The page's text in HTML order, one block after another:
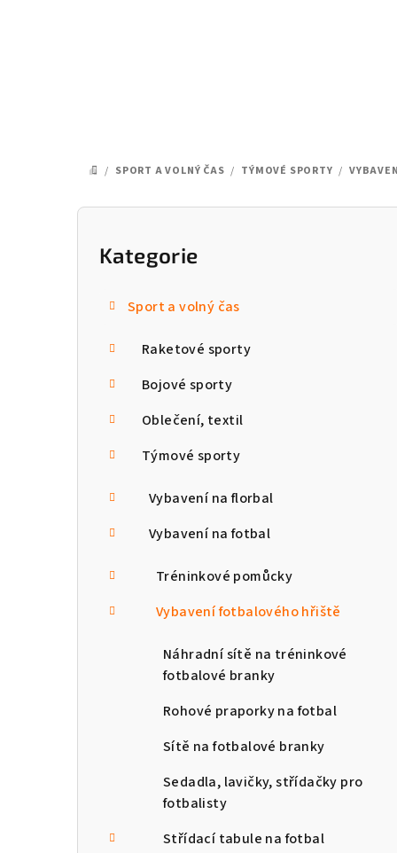
DOMŮ
/ SPORT A VOLNÝ ČAS / TÝMOVÉ SPORTY /
P
Přeskočit
kategorie
Kategorie
Sport a volný čas
Raketové sporty
Bojové sporty
Oblečení, textil
Týmové sporty
Vybavení na florbal
Vybavení na fotbal
Tréninkové pomůcky
Vybavení fotbalového hřiště
Náhradní sítě na tréninkové
fotbalové branky
Rohové praporky na fotbal
Sítě na fotbalové branky
Sedadla, lavičky, střídačky pro
fotbalisty
Střídací tabule na fotbal